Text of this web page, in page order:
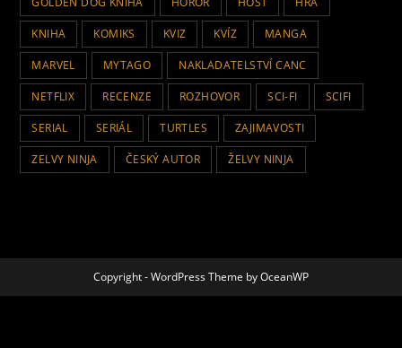
KNIHA KOMIKS KVIZ KVÍZ MANGA
MARVEL MYTAGO NAKLADATELSTVÍ CANC
NETFLIX RECENZE ROZHOVOR SCI-FI SCIFI
SERIAL SERIÁL TURTLES ZAJIMAVOSTI
ZELVY NINJA ČESKÝ AUTOR ŽELVY NINJA
Copyright - WordPress Theme by OceanWP